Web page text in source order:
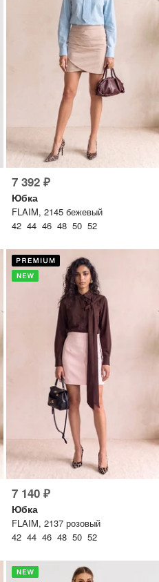
7 392 ₽
Юбка
FLAIM, 2145 бежевый
42 44 46 48 50 52
7 140 ₽
Юбка
FLAIM, 2137 розовый
42 44 46 48 50 52